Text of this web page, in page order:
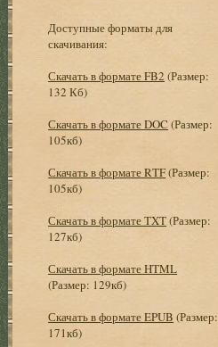
Доступные форматы для
скачивания:
Скачать в формате FB2 (Размер:
132 Кб)
Скачать в формате DOC (Размер:
105кб)
Скачать в формате RTF(Размер:
105кб)
Скачать в формате TXT(Размер:
127кб)
Скачать в формате HTML
(Размер: 129кб)
Скачать в формате EPUB (Размер:
171кб)